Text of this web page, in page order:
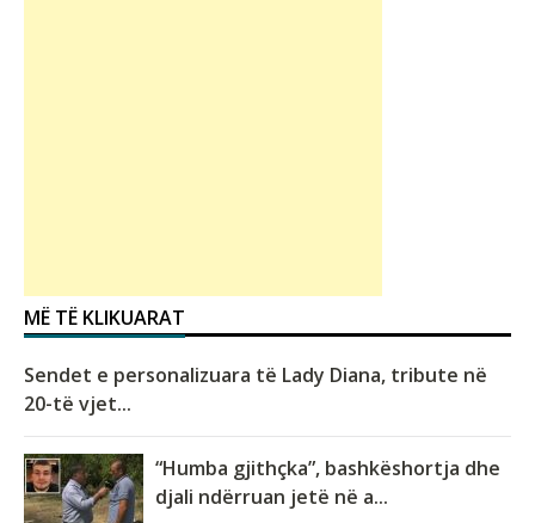
MË TË KLIKUARAT
Sendet e personalizuara të Lady Diana, tribute në
20-të vjet...
“Humba gjithçka”, bashkëshortja dhe
djali ndërruan jetë në a...